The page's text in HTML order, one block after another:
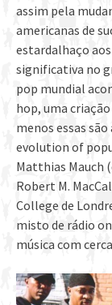
assim pela
americanas de
estardalhaço aos
significativa no
pop mundial
hop, uma
menos essas
evolution of
Matthias Mauch
Robert M.
College de
misto de rádio
música com